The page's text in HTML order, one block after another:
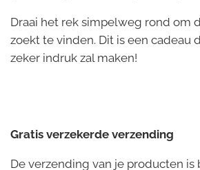
Draai het rek simpelweg rond om
zoekt te vinden. Dit is een cadeau
zeker indruk zal maken!
Gratis verzekerde verzending
De verzending van je producten is